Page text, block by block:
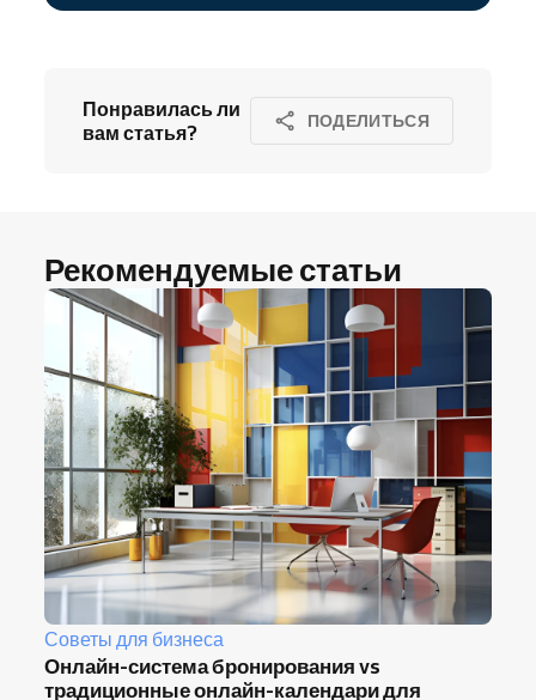
Понравилась ли
вам статья?
ПОДЕЛИТЬСЯ
Рекомендуемые статьи
Советы для бизнеса
Онлайн-система бронирования vs
традиционные онлайн-календари для